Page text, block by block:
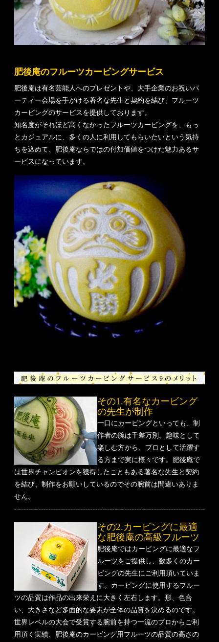
肥後庵のフルーツカービングサービス
肥後庵は有名芸能人へのプレゼントや、大手企業のお祝いパ
ーティー会場を手がける著名な先生と契約を結び、フルーツ
カービングのサービスを提供しております。
知名度がそれほど高くなかったフルーツカービングを、もっ
とカジュアルに、多くの人に利用してもらいたいという気持
ちを込めて、肥後庵ならではの付加価値をつけた魅力あるサ
ービスになっています。
その1.有名なカービング
の先生が制作
一口にカービングといっても、制
作者の腕は千差万別。趣味として
楽しむ方から、プロとして活躍す
る方まで実に様々です。肥後庵で
は世界チャンピオンを獲得したこともある著名な先生と契約
を結び、制作をお願いしているのでその腕前は間違いありま
せん。
その2.カービングに最適
な肥後庵の高級フルーツ
肥後庵ではカービングに最適なフ
ルーツをご提供し、数多くのカー
ビングの先生にご利用頂いていま
す。カービングに使用するフルー
ツの品質は作品の出来栄えに大きく左右します。形、色合
い、大きさなど多面的な要素が全体の品質を決めるのです。
世界レベルの大会で受賞する腕前を持つ一流のプロからご利
用頂く実績、肥後庵のカービング用フルーツの品質の高さの